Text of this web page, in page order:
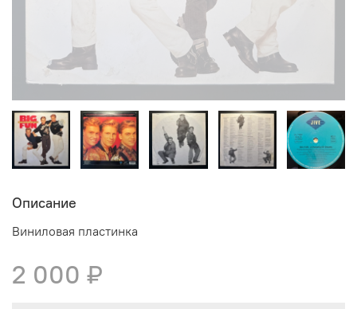
Описание
Виниловая пластинка
2 000 ₽